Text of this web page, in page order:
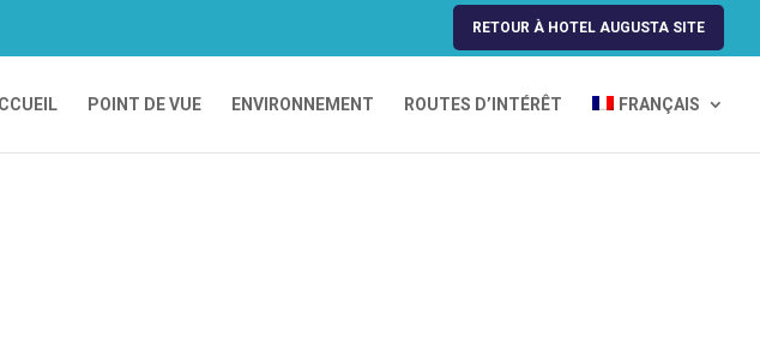
RETOUR À HOTEL AUGUSTA SITE
POINT DE VUE ENVIRONNEMENT ROUTES D’INTÉRÊT FRANÇAIS